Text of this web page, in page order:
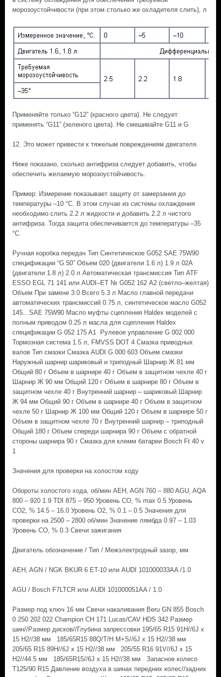
морозоустойчивости (при этом столько же охладителя слить), л
Применяйте только “G12” (красного цвета). Не следует
применять “G11” (зеленого цвета). Не смешивайте G11 и G
12. Это может привести к тяжелым повреждениям двигателя.
Ниже показано, сколько антифриза следует добавить, чтобы
обеспечить желаемую морозоустойчивость.
Пример: Измерение показывает защиту от замерзания до
температуры –10 °С. В этом случае из системы охлаждения
необходимо слить 2.2 л жидкости и добавить 2.2 л чистого
антифриза. Тогда защита обеспечивается до температуры –35
°С.
Ручная коробка передач Тип Синтетическое G052 SAE 75W90
спецификации “G 50” Объем 020 (двигатели 1.6 л) 1.9 л 02А
(двигатели 1.8 л) 2.0 л Автоматическая трансмиссия Тип ATF
ESSO EGL 71 141 или AUDI–ET № G052 162 А2 (светло–желтая)
Объем При замене 3.0 Всего 5.3 л Масло главной передачи
автоматических трансмиссий 0.75 л, синтетическое масло G052
145…SAE 75W90 Масло муфты сцепления Haldex моделей с
полным приводом 0.25 л масла для сцепления Haldex
спецификации G 052 175 A1 Рулевое управление G 002 000
Тормозная система 1.5 л, FMVSS DOT 4 Смазка приводных
валов Тип смазки Смазка AUDI G 000 603 Объем смазки
Наружный шарнир шариковый и триподный Шарнир Ж 81 мм
Общий 80 г Объем в шарнире 40 г Объем в защитном чехле 40 г
Шарнир Ж 90 мм Общий 120 г Объем в шарнире 80 г Объем в
защитном чехле 40 г Внутренний шарнир – шариковый Шарнир
Ж 94 мм Общий 90 г Объем в шарнире 40 г Объем в защитном
чехле 50 г Шарнир Ж 100 мм Общий 120 г Объем в шарнире 50 г
Объем в защитном чехле 70 г Внутренний шарнир – триподный
Общий 180 г Объем спереди шарнира 90 г Объем с обратной
стороны шарнира 90 г Смазка для клемм батареи Bosch Ft 40 v
1
Значения для проверки на холостом ходу
Обороты холостого хода, об/мин AEH, AGN 760 – 880 AGU, AQA
800 – 920 1.9 TDI 875 – 950 Уровень СО, % max 0.5 Уровень
СО2, % 14.5 – 16.0 Уровень О2, % 0.1 – 0.5 Значения для
проверки на 2500 – 2800 об/мин Значение лямбда 0.97 – 1.03
Уровень СО, % 0.3 Свечи зажигания
Двигатель обозначение / Тип / Межэлектродный зазор, мм
AEH, AGN / NGK BKUR 6 ET-10 или AUDI 101000033AA /1.0
AGU / Bosch F7LTCR или AUDI 101000051AA / 1.0
Размер под ключ 16 мм Свечи накаливания Beru GN 855 Bosch
0 250 202 022 Champion CH 171 Lucas/CAV HDS 342 Размер
шин//Размер дисков//Глубина запрессовки 195/65 R15 91H//6J х
15 H2//38 мм 185/65R15 88Q/T/H M+S//6J х 15 H2//38 мм
205/65 R15 89H//6J х 15 H2//38 мм 205/55 R16 91V//6J х 15
H2//44.5 мм 185/65R15//6J х 15 H2//38 мм Запасное колесо
T125/90 R15 Давление воздуха в шинах передних колес//задних